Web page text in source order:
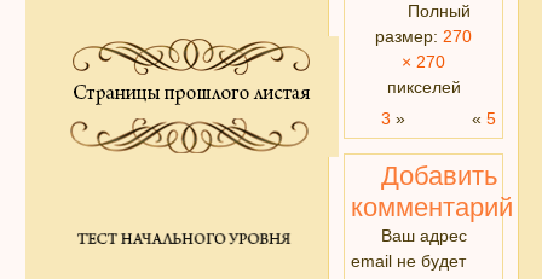
Полный
размер: 270
× 270
пикселей
3 » « 5
Добавить
комментарий
Ваш адрес
email не будет